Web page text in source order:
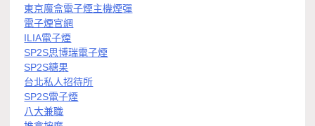
東京魔盒電子煙主機煙彈
電子煙官網
ILIA電子煙
SP2S思博瑞電子煙
SP2S糖果
台北私人招待所
SP2S電子煙
八大兼職